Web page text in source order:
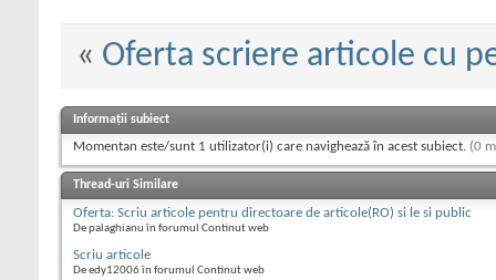
« Oferta scriere articole cu
Informații subiect
Momentan este/sunt 1 utilizator(i) care navighează în acest subiect. (0
Thread-uri Similare
Oferta: Scriu articole pentru directoare de articole(RO) si le si public
De palaghianu în forumul Continut web
Scriu articole
De edy12006 în forumul Continut web